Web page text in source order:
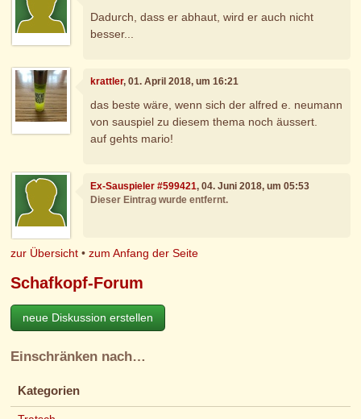
Dadurch, dass er abhaut, wird er auch nicht
besser...
krattler, 01. April 2018, um 16:21
das beste wäre, wenn sich der alfred e. neumann
von sauspiel zu diesem thema noch äussert.
auf gehts mario!
Ex-Sauspieler #599421, 04. Juni 2018, um 05:53
Dieser Eintrag wurde entfernt.
zur Übersicht •zum Anfang der Seite
Schafkopf-Forum
neue Diskussion erstellen
Einschränken nach…
Kategorien